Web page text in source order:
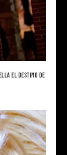
EL DESTINO DE